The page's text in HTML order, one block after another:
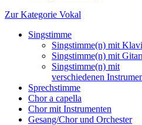
Zur Kategorie Vokal
Singstimme
Singstimme(n) mit
Singstimme(n) mit
Singstimme(n) mit
verschiedenen
Sprechstimme
Chor a capella
Chor mit Instrumenten
Gesang/Chor und Orchester